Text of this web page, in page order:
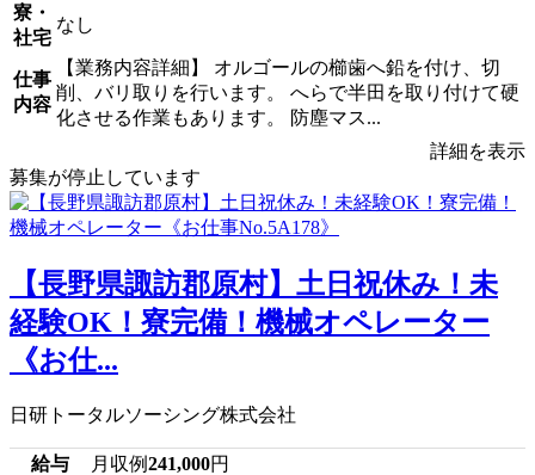
寮・
社宅
なし
仕事
内容
【業務内容詳細】 オルゴールの櫛歯へ鉛を付け、切
削、バリ取りを行います。 へらで半田を取り付けて硬
化させる作業もあります。 防塵マス...
詳細を表示
募集が停止しています
【長野県諏訪郡原村】土日祝休み！未
経験OK！寮完備！機械オペレーター
《お仕...
日研トータルソーシング株式会社
給与 月収例241,000円